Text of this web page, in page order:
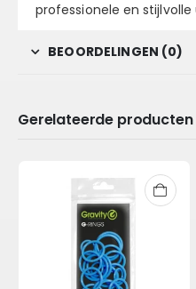
professionele en stijlvolle
BEOORDELINGEN (0)
Gerelateerde producten